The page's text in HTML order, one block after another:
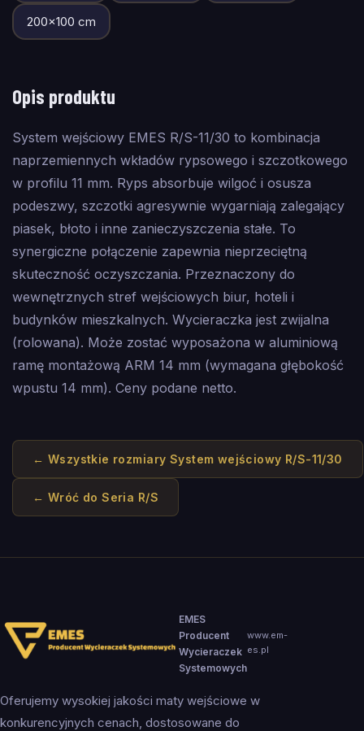
200×100 cm
Opis produktu
System wejściowy EMES R/S-11/30 to kombinacja
naprzemiennych wkładów rypsowego i szczotkowego
w profilu 11 mm. Ryps absorbuje wilgoć i osusza
podeszwy, szczotki agresywnie wygarniają zalegający
piasek, błoto i inne zanieczyszczenia stałe. To
synergiczne połączenie zapewnia nieprzeciętną
skuteczność oczyszczania. Przeznaczony do
wewnętrznych stref wejściowych biur, hoteli i
budynków mieszkalnych. Wycieraczka jest zwijalna
(rolowana). Może zostać wyposażona w aluminiową
ramę montażową ARM 14 mm (wymagana głębokość
wpustu 14 mm). Ceny podane netto.
← Wszystkie rozmiary System wejściowy R/S-11/30
← Wróć doSeria R/S
EMES
Producent
Wycieraczek
Systemowych
www.em-
es.pl
Oferujemy wysokiej jakości maty wejściowe w
konkurencyjnych cenach, dostosowane do